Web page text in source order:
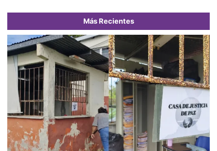
Más Recientes